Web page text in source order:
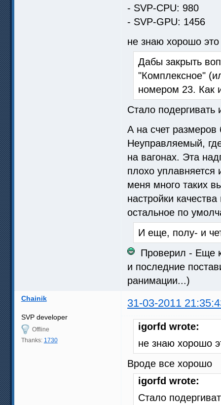
- SVP-CPU: 980
- SVP-GPU: 1456
не знаю хорошо
Дабы закрыть
"Комплексное"
номером 23. Как
Стало подергивать
А на счет
Неуправляемый,
на вагонах. Эта
плохо уплавняется
меня много таких
настройки
остальное по
И еще, полу- и
Проверил - Еще
и последние
ранимации...)
Chainik 31-03-2011
SVP developer
Offline
Thanks: 1730
igorfd wrote:
не знаю хорошо
Вроде все хорошо
igorfd wrote:
Стало